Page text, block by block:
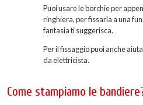
Puoi usare le borchie per
ringhiera, per fissarla a una
fantasia ti suggerisca.
Per il fissaggio puoi anche
da elettricista.
Come stampiamo le